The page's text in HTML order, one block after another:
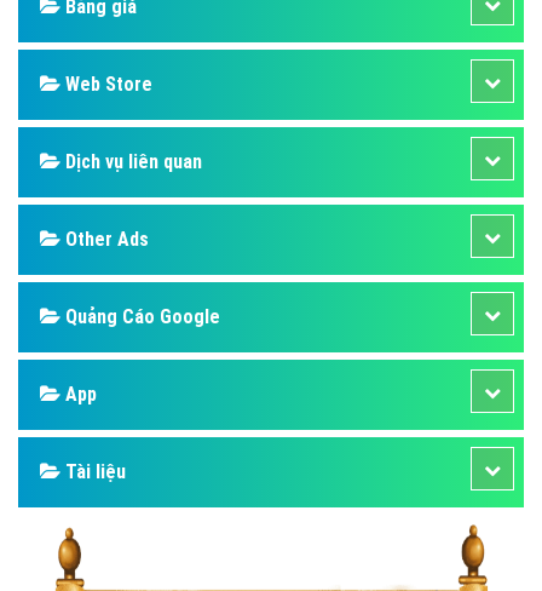
Bảng giá
Web Store
Dịch vụ liên quan
Other Ads
Quảng Cáo Google
App
Tài liệu